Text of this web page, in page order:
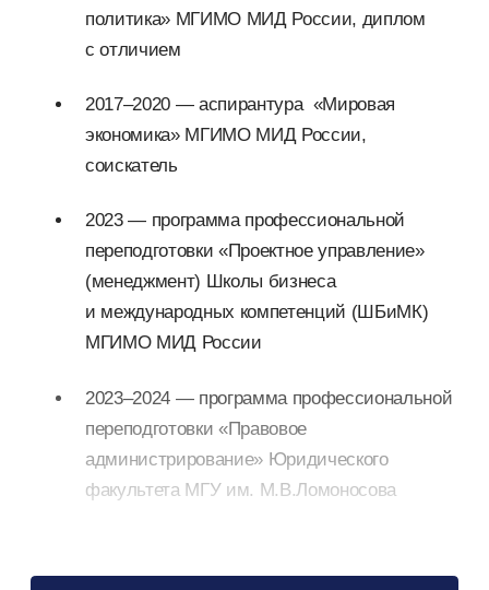
политика» МГИМО МИД России, диплом
с отличием
2017–2020 — аспирантура «Мировая
экономика» МГИМО МИД России,
соискатель
2023 — программа профессиональной
переподготовки «Проектное управление»
(менеджмент) Школы бизнеса
и международных компетенций (ШБиМК)
МГИМО МИД России
2023–2024 — программа профессиональной
переподготовки «Правовое
администрирование» Юридического
факультета МГУ им. М.В.Ломоносова